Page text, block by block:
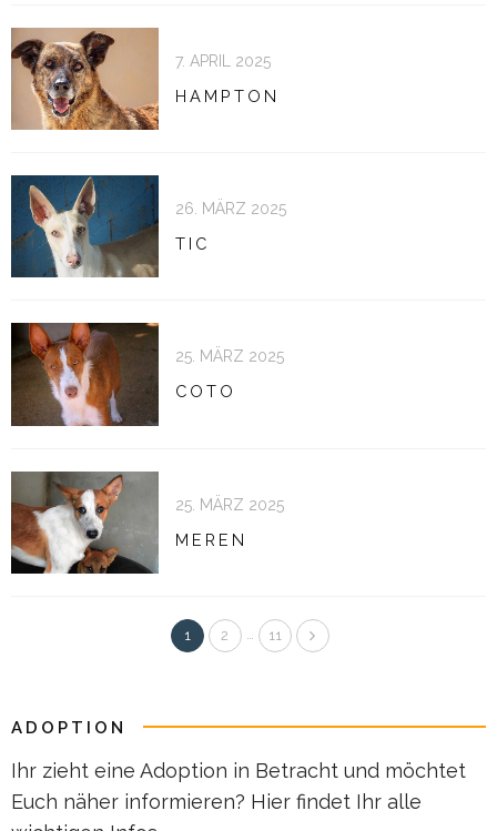
7. APRIL 2025
HAMPTON
26. MÄRZ 2025
TIC
25. MÄRZ 2025
COTO
25. MÄRZ 2025
MEREN
1 2 11
ADOPTION
Ihr zieht eine Adoption in Betracht und möchtet
Euch näher informieren? Hier findet Ihr alle